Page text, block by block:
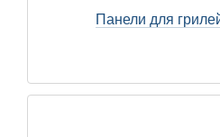
Панели для